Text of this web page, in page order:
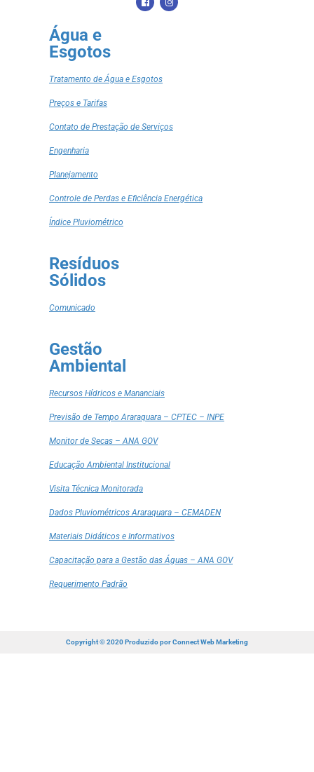
Água e
Esgotos
Tratamento de Água e Esgotos
Preços e Tarifas
Contato de Prestação de Serviços
Engenharia
Planejamento
Controle de Perdas e Eficiência Energética
Índice Pluviométrico
Resíduos
Sólidos
Comunicado
Gestão
Ambiental
Recursos Hídricos e Mananciais
Previsão de Tempo Araraquara – CPTEC – INPE
Monitor de Secas – ANA GOV
Educação Ambiental Institucional
Visita Técnica Monitorada
Dados Pluviométricos Araraquara – CEMADEN
Materiais Didáticos e Informativos
Capacitação para a Gestão das Águas – ANA GOV
Requerimento Padrão
Copyright © 2020 Produzido porConnect Web Marketing